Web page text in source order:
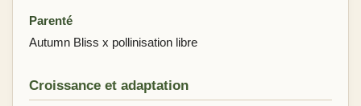
Parenté
Autumn Bliss x pollinisation libre
Croissance et adaptation